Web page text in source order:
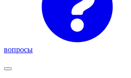
вопросы